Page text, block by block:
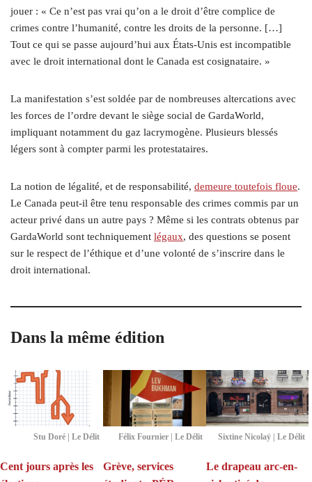
jouer : « Ce n’est pas vrai qu’on a le droit d’être complice de
crimes contre l’humanité, contre les droits de la personne. […]
Tout ce qui se passe aujourd’hui aux États-Unis est incompatible
avec le droit international dont le Canada est cosignataire. »
La manifestation s’est soldée par de nombreuses altercations avec
les forces de l’ordre devant le siège social de GardaWorld,
impliquant notamment du gaz lacrymogène. Plusieurs blessés
légers sont à compter parmi les protestataires.
La notion de légalité, et de responsabilité, demeure toutefois floue.
Le Canada peut-il être tenu responsable des crimes commis par un
acteur privé dans un autre pays ? Même si les contrats obtenus par
GardaWorld sont techniquement légaux, des questions se posent
sur le respect de l’éthique et d’une volonté de s’inscrire dans le
droit international.
Dans la même édition
Stu Doré | Le Délit
Cent jours après les
Félix Fournier | Le Délit
Grève, services
Sixtine Nicolaÿ | Le Délit
Le drapeau arc-en-